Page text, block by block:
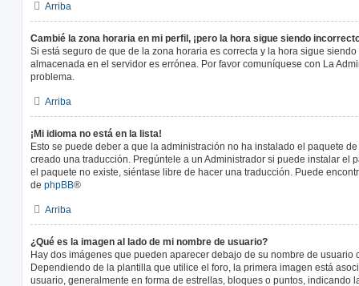
Arriba
Cambié la zona horaria en mi perfil, ¡pero la hora sigue siendo
Si está seguro de que de la zona horaria es correcta y la hora sigue
almacenada en el servidor es errónea. Por favor comuníquese con La
problema.
Arriba
¡Mi idioma no está en la lista!
Esto se puede deber a que la administración no ha instalado el paquete
creado una traducción. Pregúntele a un Administrador si puede instalar el
el paquete no existe, siéntase libre de hacer una traducción. Puede
de phpBB®
Arriba
¿Qué es la imagen al lado de mi nombre de usuario?
Hay dos imágenes que pueden aparecer debajo de su nombre de usuario
Dependiendo de la plantilla que utilice el foro, la primera imagen está
usuario, generalmente en forma de estrellas, bloques o puntos, indicando